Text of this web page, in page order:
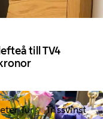
till TV4
Tur Trissvinst